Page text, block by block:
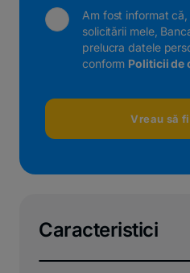
Am fost informat
solicitării mele,
prelucra datele
conform Politicii de
Vreau să
Caracteristici